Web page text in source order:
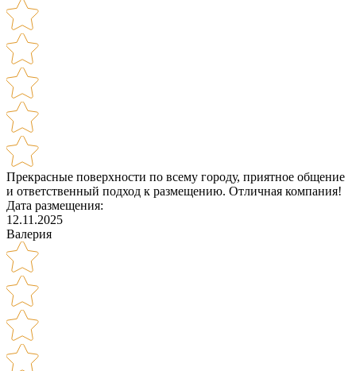
Прекрасные поверхности по всему городу, приятное общение
и ответственный подход к размещению. Отличная компания!
Дата размещения:
12.11.2025
Валерия